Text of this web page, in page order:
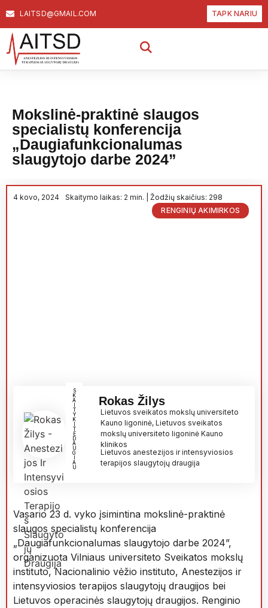
LAITSD@GMAIL.COM TAPK NARIU
Mokslinė-praktinė slaugos
specialistų konferencija
„Daugiafunkcionalumas
slaugytojo darbe 2024”
4 kovo, 2024
Skaitymo laikas: 2 min. | Žodžių skaičius: 298
RENGINIŲ AKIMIRKOS
S
K
A
T
Y
K
T
E
D
A
U
G
A
U
Rokas Žilys
Lietuvos sveikatos mokslų universiteto
Kauno ligoninė, Lietuvos sveikatos
mokslų universiteto ligoninė Kauno
klinikos
Lietuvos anestezijos ir intensyviosios
terapijos slaugytojų draugija
Vasario 23 d. vyko įsimintina mokslinė-praktinė
slaugos specialistų konferencija
„Daugiafunkcionalumas slaugytojo darbe 2024”,
organizuota Vilniaus universiteto Sveikatos mokslų
instituto, Nacionalinio vėžio instituto, Anestezijos ir
intensyviosios terapijos slaugytojų draugijos bei
Lietuvos operacinės slaugytojų draugijos. Renginio